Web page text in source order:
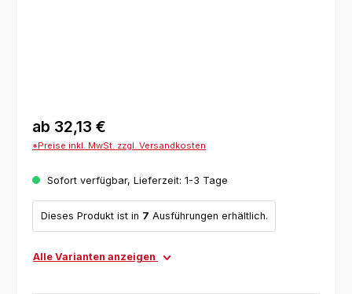
ab 32,13 €
*Preise inkl. MwSt. zzgl. Versandkosten
Sofort verfügbar, Lieferzeit: 1-3 Tage
Dieses Produkt ist in 7 Ausführungen erhältlich.
Alle Varianten anzeigen